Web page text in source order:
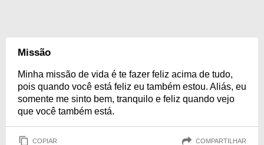
Missão
Minha missão de vida é te fazer feliz acima de tudo,
pois quando você está feliz eu também estou. Aliás, eu
somente me sinto bem, tranquilo e feliz quando vejo
que você também está.
COPIAR COMPARTILHAR